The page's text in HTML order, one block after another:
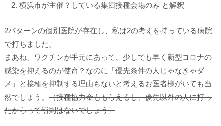
横浜市が主催？している集団接種会場のみ と解釈
2パターンの個別医院が存在し、私は2の考えを持っている病院
で打ちました。
まあね、ワクチンが手元にあって、少しでも早く新型コロナの
感染を抑えるのが使命？なのに「優先条件の人じゃなきゃダ
メ」と接種を抑制する理由もないと考えるお医者様がいても当
然でしょう。 （接種協力金ももらえるし、優先以外の人に打っ
たからって罰則はないでしょう）